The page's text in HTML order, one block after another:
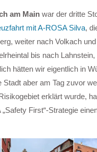
am Main war der dritte
mit A-ROSA Silva,
weiter nach Volkach
bis nach
hätten wir eigentlich in
Stadt aber am Tag zuvor
erklärt wurde,
First“-Strategie